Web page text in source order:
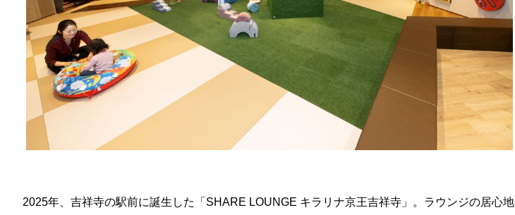
2025年、吉祥寺の駅前に誕生した「SHARE LOUNGE キラリナ京王吉祥寺」。ラウンジの居心地